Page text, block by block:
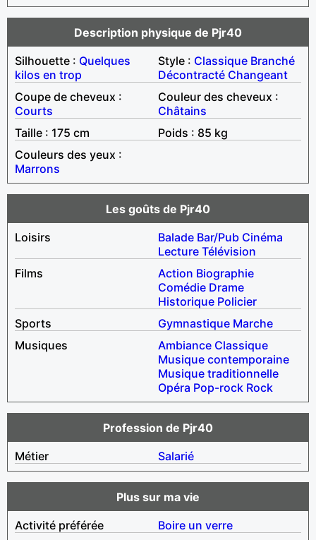
Description physique de Pjr40
Silhouette : Quelques
kilos en trop
Style : Classique Branché
Décontracté Changeant
Coupe de cheveux :
Courts
Couleur des cheveux :
Châtains
Taille : 175 cm
Poids : 85 kg
Couleurs des yeux :
Marrons
Les goûts de Pjr40
Loisirs
Balade Bar/Pub Cinéma
Lecture Télévision
Films
Action Biographie
Comédie Drame
Historique Policier
Sports
Gymnastique Marche
Musiques
Ambiance Classique
Musique contemporaine
Musique traditionnelle
Opéra Pop-rock Rock
Profession de Pjr40
Métier
Salarié
Plus sur ma vie
Activité préférée
Boire un verre